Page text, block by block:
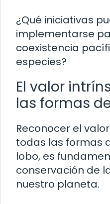
¿Qué iniciativas
implementarse
coexistencia
especies?
El valor
las formas
Reconocer el
todas las formas
lobo, es
conservación de
nuestro planeta.